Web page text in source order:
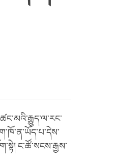
ང་ཚོ་སངས་རྒྱས་